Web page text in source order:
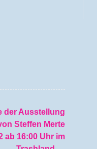
der Ausstellung
Steffen Merte
ab 16:00 Uhr im